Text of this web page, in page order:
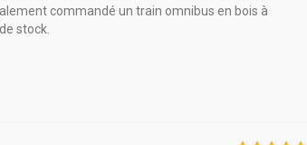
commandé un train omnibus en bois à
stock.